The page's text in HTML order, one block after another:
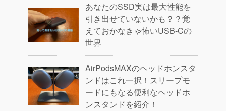
あなたのSSD実は最大性能を
引き出せていないかも？？覚
えておかなきゃ怖いUSB-Cの
世界
AirPodsMAXのヘッドホンスタ
ンドはこれ一択！スリープモ
ードにもなる便利なヘッドホ
ンスタンドを紹介！